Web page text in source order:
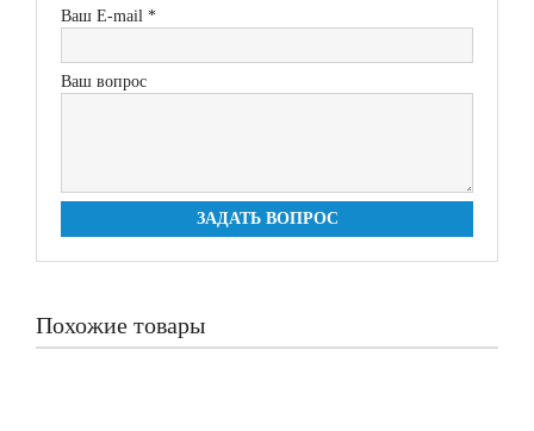
Ваш E-mail *
Ваш вопрос
ЗАДАТЬ ВОПРОС
Похожие товары